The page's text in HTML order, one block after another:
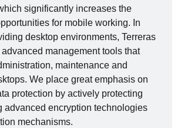
significantly increases the
for mobile working. In
desktop environments, Terreras
management tools that
maintenance and
We place great emphasis on
protection by actively protecting
advanced encryption technologies
mechanisms.